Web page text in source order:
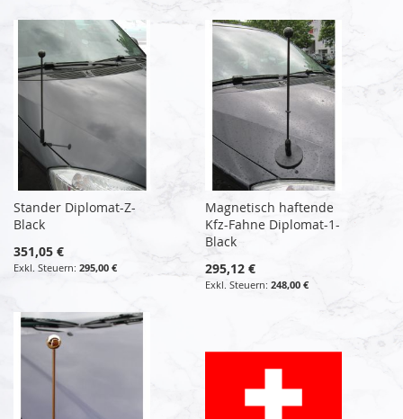
Stander Diplomat-Z-
Black
351,05 €
295,00 €
Magnetisch haftende
Kfz-Fahne Diplomat-1-
Black
295,12 €
248,00 €